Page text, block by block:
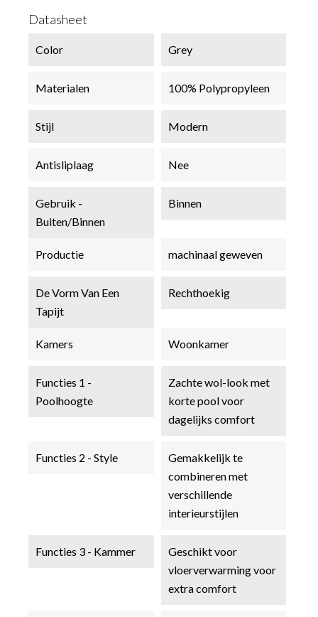
Datasheet
Color Grey
Materialen 100% Polypropyleen
Stijl Modern
Antisliplaag Nee
Gebruik -
Buiten/Binnen
Binnen
Productie machinaal geweven
De Vorm Van Een
Tapijt
Rechthoekig
Kamers Woonkamer
Functies 1 -
Poolhoogte
Zachte wol-look met
korte pool voor
dagelijks comfort
Functies 2 - Style
Gemakkelijk te
combineren met
verschillende
interieurstijlen
Functies 3 - Kammer
Geschikt voor
vloerverwarming voor
extra comfort